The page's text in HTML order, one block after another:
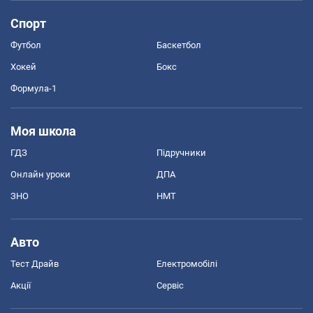
Спорт
Футбол Баскетбол
Хокей Бокс
Формула-1
Моя школа
ГДЗ Підручники
Онлайн уроки ДПА
ЗНО НМТ
Авто
Тест Драйв Електромобілі
Акції Сервіс